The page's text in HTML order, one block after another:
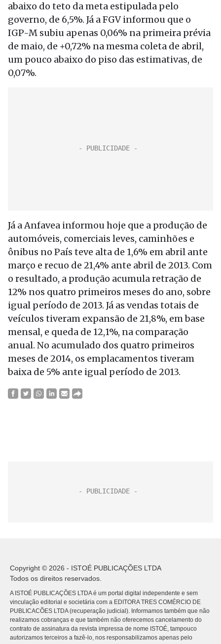
abaixo do teto da meta estipulada pelo
governo, de 6,5%. Já a FGV informou que o
IGP-M subiu apenas 0,06% na primeira prévia
de maio, de +0,72% na mesma coleta de abril,
um pouco abaixo do piso das estimativas, de
0,07%.
Já a Anfavea informou hoje que a produção de
automóveis, comerciais leves, caminhões e
ônibus no País teve alta de 1,6% em abril ante
março e recuo de 21,4% ante abril de 2013. Com
o resultado, a produção acumula retração de
12% nos quatro primeiros meses do ano, sobre
igual período de 2013. Já as vendas totais de
veículos tiveram expansão de 21,8%, em base
mensal, e queda de 12,1%, na comparação
anual. No acumulado dos quatro primeiros
meses de 2014, os emplacamentos tiveram
baixa de 5% ante igual período de 2013.
Copyright © 2026 - ISTOÉ PUBLICAÇÕES LTDA
Todos os direitos reservados.
A ISTOÉ PUBLICAÇÕES LTDA é um portal digital independente e sem
vinculação editorial e societária com a EDITORA TRES COMÉRCIO DE
PUBLICACÕES LTDA (recuperação judicial). Informamos também que não
realizamos cobranças e que também não oferecemos cancelamento do
contrato de assinatura da revista impressa de nome ISTOÉ, tampouco
autorizamos terceiros a fazê-lo, nos responsabilizamos apenas pelo